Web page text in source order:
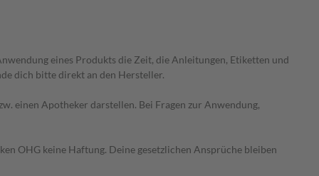
eines Produkts die Zeit, die Anleitungen, Etiketten und
dich bitte direkt an den Hersteller.
einen Apotheker darstellen. Bei Fragen zur Anwendung,
OHG keine Haftung. Deine gesetzlichen Ansprüche bleiben